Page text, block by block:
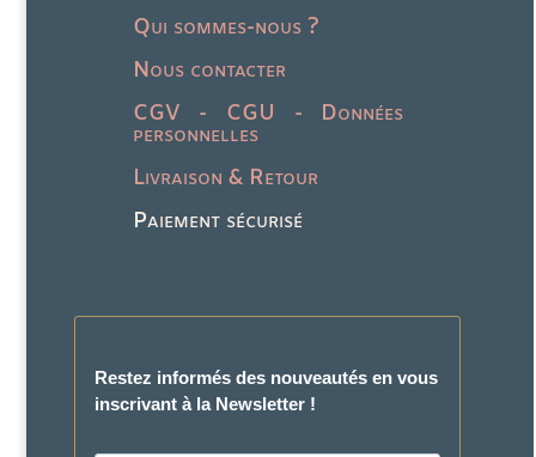
Qui sommes-nous ?
Nous contacter
CGV - CGU - Données
personnelles
Livraison & Retour
Paiement sécurisé